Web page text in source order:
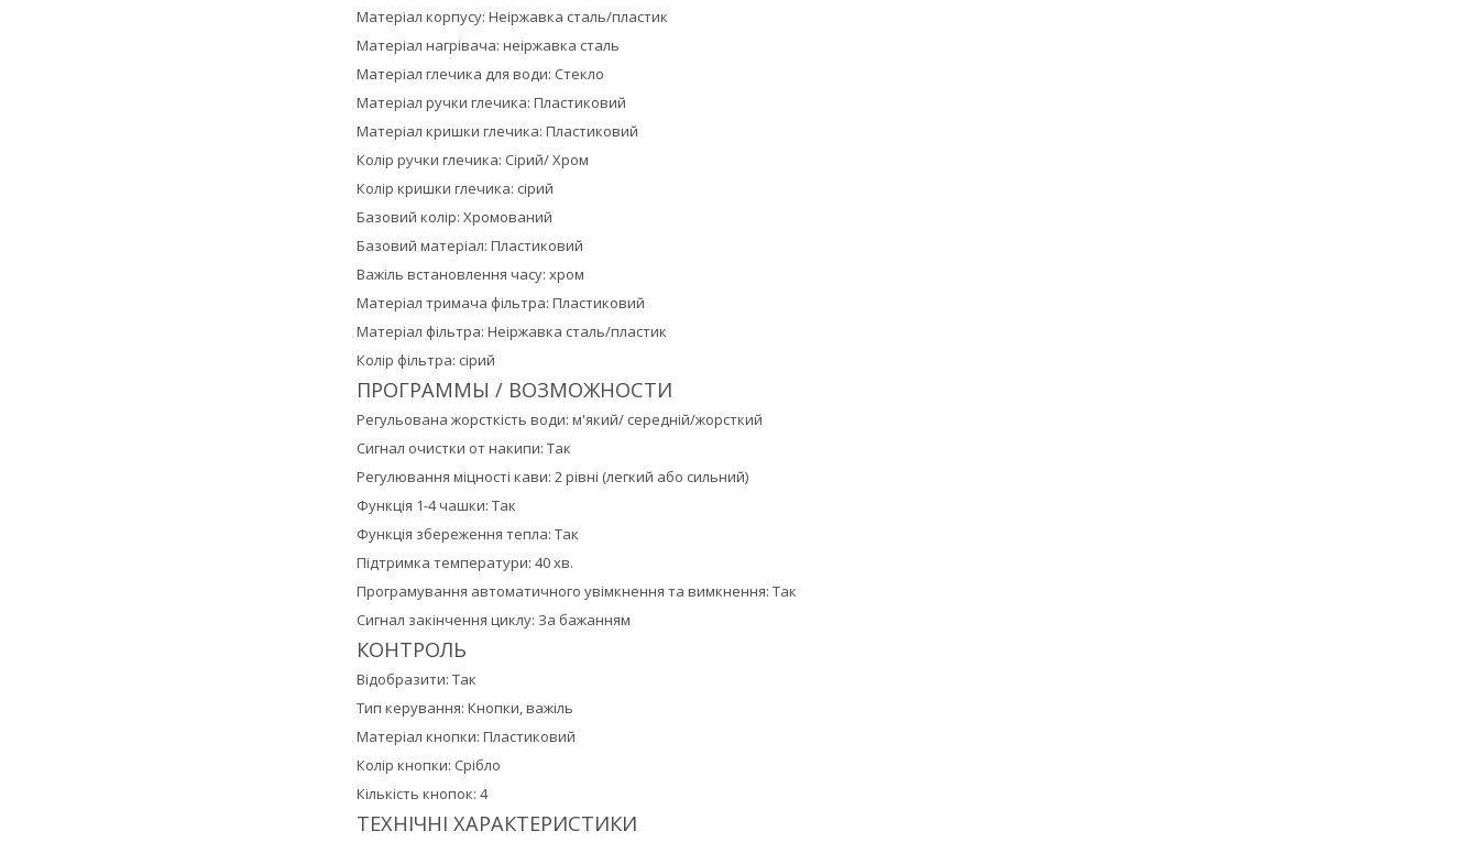
Матеріал корпусу: Неіржавка сталь/пластик
Матеріал нагрівача: неіржавка сталь
Матеріал глечика для води: Стекло
Матеріал ручки глечика: Пластиковий
Матеріал кришки глечика: Пластиковий
Колір ручки глечика: Сірий/ Хром
Колір кришки глечика: сірий
Базовий колір: Хромований
Базовий матеріал: Пластиковий
Важіль встановлення часу: хром
Матеріал тримача фільтра: Пластиковий
Матеріал фільтра: Неіржавка сталь/пластик
Колір фільтра: сірий
ПРОГРАММЫ / ВОЗМОЖНОСТИ
Регульована жорсткість води: м'який/ середній/жорсткий
Сигнал очистки от накипи: Так
Регулювання міцності кави: 2 рівні (легкий або сильний)
Функція 1-4 чашки: Так
Функція збереження тепла: Так
Підтримка температури: 40 хв.
Програмування автоматичного увімкнення та вимкнення: Так
Сигнал закінчення циклу: За бажанням
КОНТРОЛЬ
Відобразити: Так
Тип керування: Кнопки, важіль
Матеріал кнопки: Пластиковий
Колір кнопки: Срібло
Кількість кнопок: 4
ТЕХНІЧНІ ХАРАКТЕРИСТИКИ